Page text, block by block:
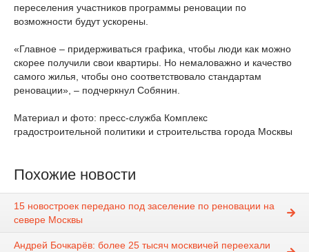
переселения участников программы реновации по
возможности будут ускорены.
«Главное – придерживаться графика, чтобы люди как можно
скорее получили свои квартиры. Но немаловажно и качество
самого жилья, чтобы оно соответствовало стандартам
реновации», – подчеркнул Собянин.
Материал и фото: пресс-служба Комплекс
градостроительной политики и строительства города Москвы
Похожие новости
15 новостроек передано под заселение по реновации на
севере Москвы
Андрей Бочкарёв: более 25 тысяч москвичей переехали